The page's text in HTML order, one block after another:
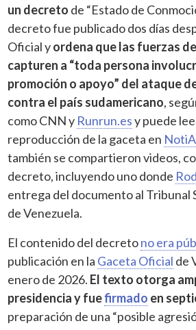
un decreto de “Estado de
decreto fue publicado dos días
Oficial yordena que las fuerzas
capturen a “toda persona
promoción o apoyo” del ataque
contra el país sudamericano,
como CNN y Runrun.esy puede
reproducción de la gaceta en
también se compartieron videos,
decreto, incluyendo uno donde
entrega del documento al Tribunal
de Venezuela.
El contenido del decretono era
publicación en la Gaceta Oficial de
enero de 2026. El texto otorga
presidencia y fuefirmado en
preparación de una “posible